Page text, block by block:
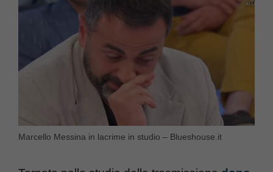
Marcello Messina in lacrime in studio – Blueshouse.it